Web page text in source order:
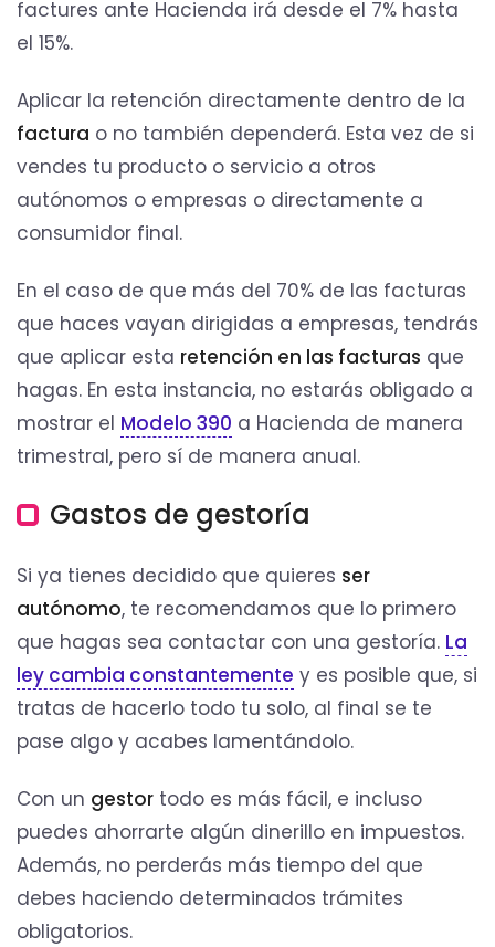
factures ante Hacienda irá desde el 7% hasta
el 15%.
Aplicar la retención directamente dentro de la
factura o no también dependerá. Esta vez de si
vendes tu producto o servicio a otros
autónomos o empresas o directamente a
consumidor final.
En el caso de que más del 70% de las facturas
que haces vayan dirigidas a empresas, tendrás
que aplicar esta retención en las facturas que
hagas. En esta instancia, no estarás obligado a
mostrar el Modelo 390 a Hacienda de manera
trimestral, pero sí de manera anual.
Gastos de gestoría
Si ya tienes decidido que quieres ser
autónomo, te recomendamos que lo primero
que hagas sea contactar con una gestoría. La
ley cambia constantemente y es posible que, si
tratas de hacerlo todo tu solo, al final se te
pase algo y acabes lamentándolo.
Con un gestor todo es más fácil, e incluso
puedes ahorrarte algún dinerillo en impuestos.
Además, no perderás más tiempo del que
debes haciendo determinados trámites
obligatorios.